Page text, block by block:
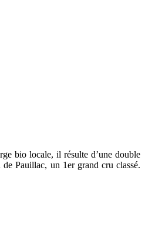
bio locale, il résulte d’une double
Pauillac, un 1er grand cru classé.